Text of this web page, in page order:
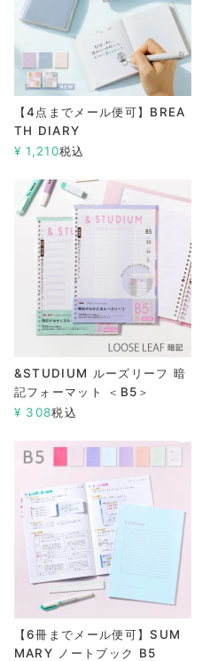
【4点までメール便可】BREA
TH DIARY
¥ 1,210税込
&STUDIUM ルーズリーフ 暗
記フォーマット ＜B5＞
¥ 308税込
【6冊までメール便可】SUM
MARY ノートブック B5